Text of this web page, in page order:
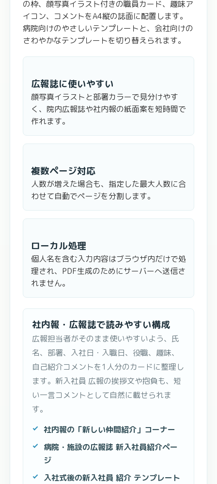
の枠、顔写真イラスト付きの職員カード、趣味ア
イコン、コメントをA4縦の誌面に配置します。
病院向けのやさしいテンプレートと、会社向けの
さわやかなテンプレートを切り替えられます。
広報誌に使いやすい
顔写真イラストと部署カラーで見分けやす
く、院内広報誌や社内報の紙面案を短時間で
作れます。
複数ページ対応
人数が増えた場合も、指定した最大人数に合
わせて自動でページを分割します。
ローカル処理
個人名を含む入力内容はブラウザ内だけで処
理され、PDF生成のためにサーバーへ送信さ
れません。
社内報・広報誌で読みやすい構成
広報担当者がそのまま使いやすいよう、氏
名、部署、入社日・入職日、役職、趣味、
自己紹介コメントを1人分のカードに整理し
ます。新入社員 広報の挨拶文や抱負も、短
い一言コメントとして自然に載せられま
す。
社内報の「新しい仲間紹介」コーナー
病院・施設の広報誌 新入社員紹介ペー
ジ
入社式後の新入社員 紹介 テンプレート